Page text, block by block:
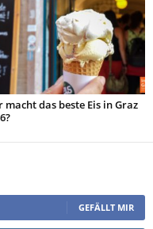
macht das beste Eis in Graz
GEFÄLLT MIR